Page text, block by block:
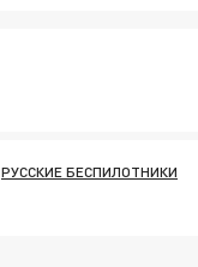
РУССКИЕ БЕСПИЛОТНИКИ